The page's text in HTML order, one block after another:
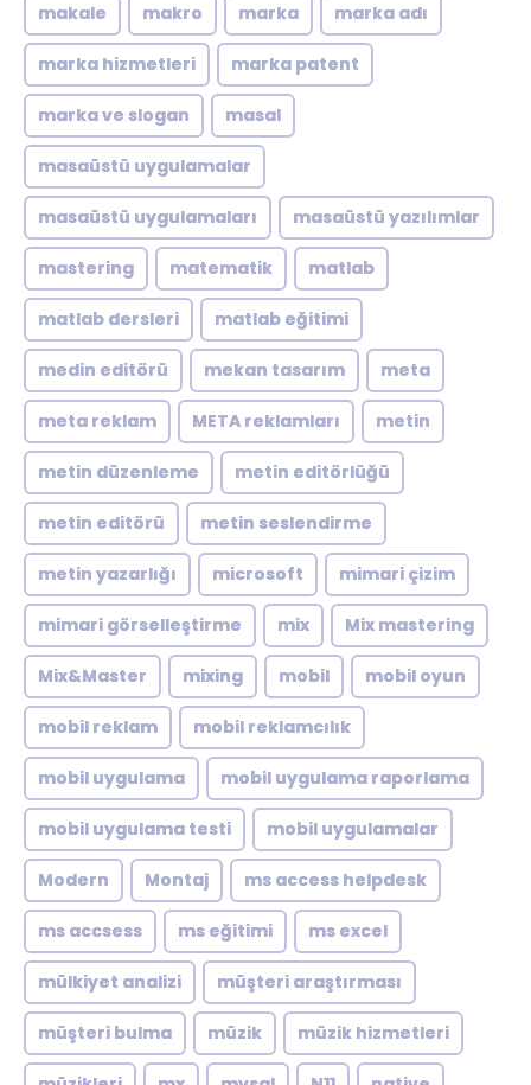
makale makro marka marka adı
marka hizmetleri marka patent
marka ve slogan masal
masaüstü uygulamalar
masaüstü uygulamaları masaüstü yazılımlar
mastering matematik matlab
matlab dersleri matlab eğitimi
medin editörü mekan tasarım meta
meta reklam META reklamları metin
metin düzenleme metin editörlüğü
metin editörü metin seslendirme
metin yazarlığı microsoft mimari çizim
mimari görselleştirme mix Mix mastering
Mix&Master mixing mobil mobil oyun
mobil reklam mobil reklamcılık
mobil uygulama mobil uygulama raporlama
mobil uygulama testi mobil uygulamalar
Modern Montaj ms access helpdesk
ms accsess ms eğitimi ms excel
mülkiyet analizi müşteri araştırması
müşteri bulma müzik müzik hizmetleri